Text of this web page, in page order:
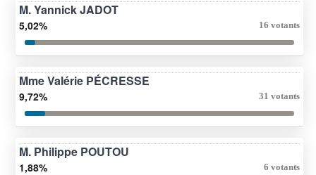
M. Yannick JADOT
5,02% 16 votants
Mme Valérie PÉCRESSE
9,72% 31 votants
M. Philippe POUTOU
1,88% 6 votants